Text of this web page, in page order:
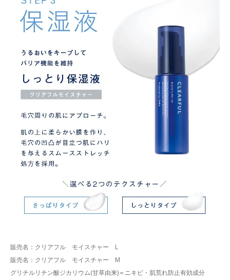
販売名：クリアフル モイスチャー L
販売名：クリアフル モイスチャー M
グリチルリチン酸ジカリウム(甘草由来)＝ニキビ・肌荒れ防止有効成分